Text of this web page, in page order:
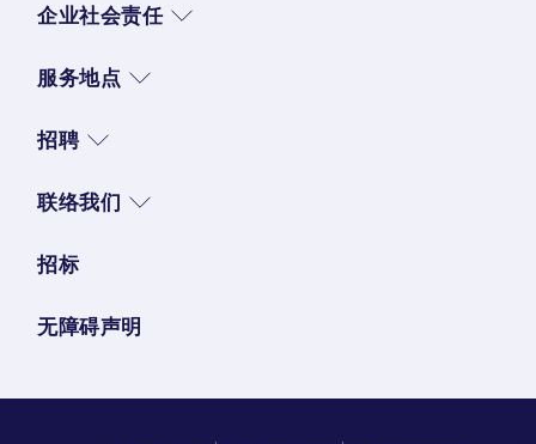
企业社会责任
服务地点
招聘
联络我们
招标
无障碍声明